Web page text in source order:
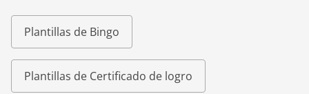
Plantillas de Bingo
Plantillas de Certificado de logro